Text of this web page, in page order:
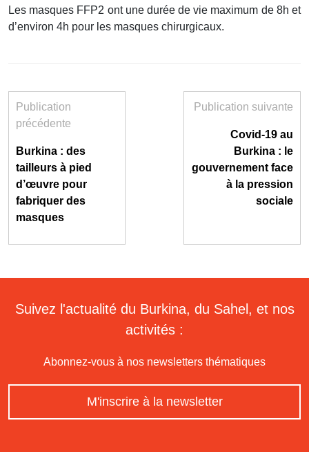
Les masques FFP2 ont une durée de vie maximum de 8h et
d’environ 4h pour les masques chirurgicaux.
Publication
précédente
Burkina : des
tailleurs à pied
d’œuvre pour
fabriquer des
masques
Publication suivante
Covid-19 au
Burkina : le
gouvernement face
à la pression
sociale
Suivez l'actualité du Burkina, du Sahel, et nos
activités :
Abonnez-vous à nos newsletters thématiques
M'inscrire à la newsletter